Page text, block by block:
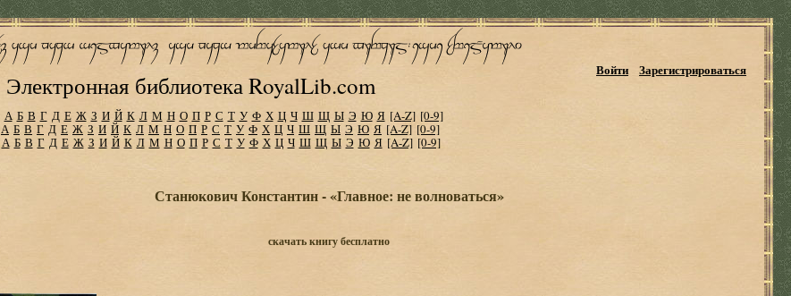
Электронная библиотека RoyalLib.com
Войти Зарегистрироваться
А Б В Г Д Е Ж З И Й К Л М Н О П Р С Т У Ф Х Ц Ч Ш Щ Ы Э Ю Я [A-Z] [0-9]
А Б В Г Д Е Ж З И Й К Л М Н О П Р С Т У Ф Х Ц Ч Ш Щ Ы Э Ю Я [A-Z] [0-9]
А Б В Г Д Е Ж З И Й К Л М Н О П Р С Т У Ф Х Ц Ч Ш Щ Ы Э Ю Я [A-Z] [0-9]
Станюкович Константин - «Главное: не волноваться»
скачать книгу бесплатно